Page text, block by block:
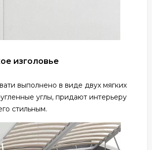
изголовье
выполнено в виде двух мягких
углы, придают интерьеру
стильным.